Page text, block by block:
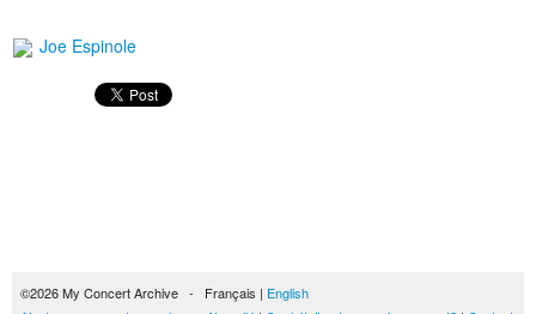
Joe Espinole
©2026 My Concert Archive - Français | English